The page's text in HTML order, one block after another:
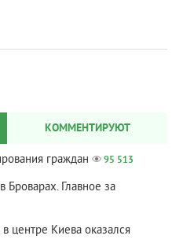
КОММЕНТИРУЮТ
граждан 95 513
Главное за
центре Киева оказался